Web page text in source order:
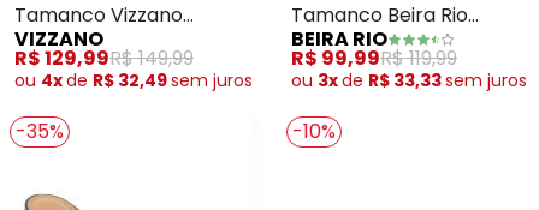
Tamanco Vizzano
(Camel) com Detalhe de
Fivelas
VIZZANO
R$ 129,99R$ 149,99
ou 4xde R$ 32,49sem juros
Tamanco Beira Rio
(Nude) em Sisntético
BEIRA RIO
R$ 99,99R$ 119,99
ou 3xde R$ 33,33sem juros
-35% -10%